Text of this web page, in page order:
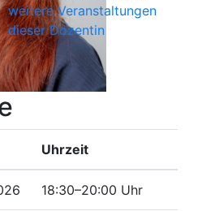
weitere Veranstaltungen
dieser Dozentin
Uhrzeit
18:30–20:00 Uhr